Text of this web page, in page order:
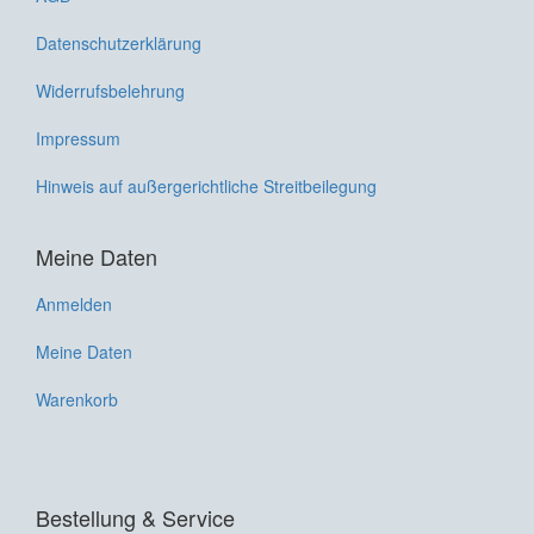
Datenschutzerklärung
Widerrufsbelehrung
Impressum
Hinweis auf außergerichtliche Streitbeilegung
Meine Daten
Anmelden
Meine Daten
Warenkorb
Bestellung & Service